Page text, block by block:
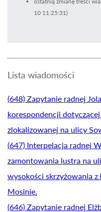
10 11:25:31)
Lista wiadomości
(648) Zapytanie radnej
korespondencji dotyczącej
zlokalizowanej na ulicy
(647) Interpelacja radnej
zamontowania lustra na
wysokości skrzyżowania z
Mosinie.
(646) Zapytanie radnej